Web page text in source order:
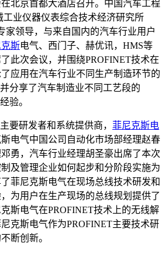
北京首都大酒店召开。中国汽车工程
工业仪器仪表综合技术经济研究所
家领导，与来自国内的汽车行业用户
斯电气、西门子、赫优讯，HMS等
此次会议，并围绕PROFINET技术在
应用在汽车行业不同生产制造环节的
分享了汽车制造业不同工艺段的
验。
要研发者和系统提供商， 菲尼克斯电
电气中国公司自动化市场部经理赵春
勇，汽车行业经理胡圣豪出席了本次
及管理企业如何起步和分阶段实施为
菲尼克斯电气在现场总线技术研发和
为用户在生产现场的总线规划提供了
斯电气在PROFINET技术上的无线解
克斯电气作为PROFINET主要技术研
断创新。